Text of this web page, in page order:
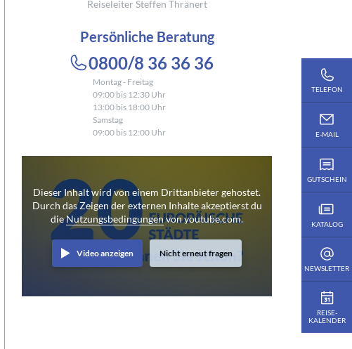
Reiseleiter Steffen Thränert
Persönliche Beratung
0800/8 36 36 36
Montag - Freitag
09:00 bis 12:30 Uhr
13:00 bis 18:00 Uhr
Samstag
09:00 bis 12:00 Uhr
Dieser Inhalt wird von einem Drittanbieter gehostet.
Durch das Zeigen der externen Inhalte akzeptierst du
dieNutzungsbedingungenvon youtube.com.
Video anzeigen Nicht erneut fragen
TELEFON
E-MAIL
GUTSCHEIN
KATALOG
NEWSLETTER
REISE­
KALENDER